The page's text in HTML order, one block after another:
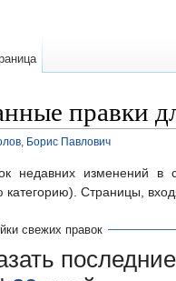
правки
Борис Павлович
недавних изменений в
категорию). Страницы,
свежих правок